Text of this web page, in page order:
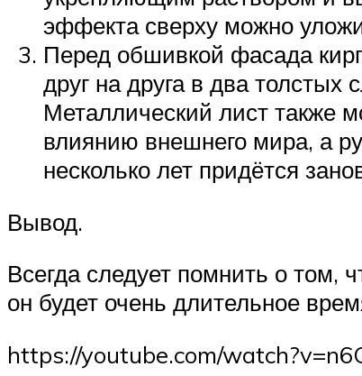
эффекта сверху можно
Перед обшивкой фасада
друг на друга в два
Металлический лист также
влиянию внешнего мира, а
несколько лет придётся
Вывод.
Всегда следует помнить о том,
он будет очень длительное
https://youtube.com/